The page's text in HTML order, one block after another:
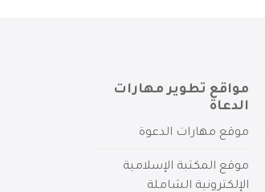
مواقع تطوير مهارات
الدعاة
موقع مهارات الدعوة
موقع المكتبة الإسلامية
الإلكترونية الشاملة